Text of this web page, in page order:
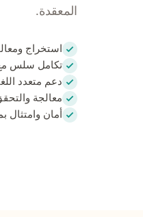
المعقدة.
استخراج
تكامل سلس
دعم متعدد
معالجة
أمان